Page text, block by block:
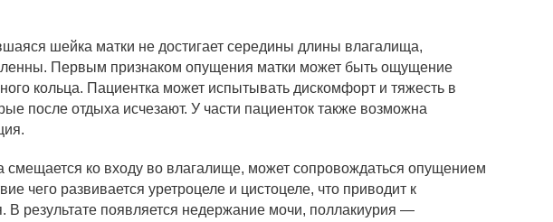
шейка матки не достигает середины длины влагалища,
Первым признаком опущения матки может быть ощущение
кольца. Пациентка может испытывать дискомфорт и тяжесть в
после отдыха исчезают. У части пациенток также возможна
смещается ко входу во влагалище, может сопровождаться опущением
чего развивается уретроцеле и цистоцеле, что приводит к
результате появляется недержание мочи, поллакиурия —